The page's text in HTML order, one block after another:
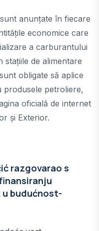
anunțate în fiecare
economice care
a carburantului
stațiile de alimentare
obligate să aplice
produsele petroliere,
oficială de internet
și Exterior.
razgovarao s
budućnost-